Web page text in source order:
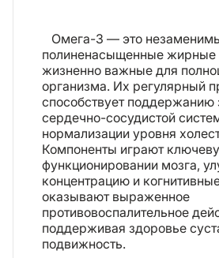
Омега-3 — это
полиненасыщенные жирные
жизненно важные для
организма. Их регулярный
способствует поддержанию
сердечно-сосудистой
нормализации уровня
Компоненты играют
функционировании мозга,
концентрацию и
оказывают выраженное
противовоспалительное
поддерживая здоровье
подвижность.